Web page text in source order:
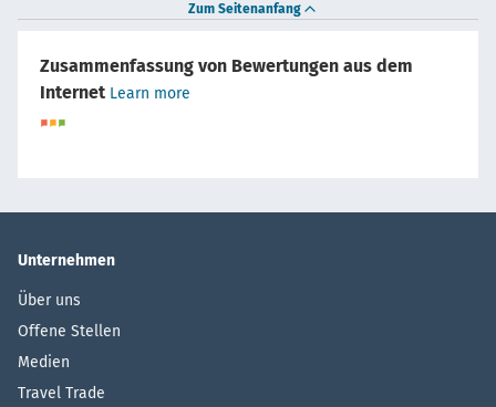
Zum Seitenanfang
Zusammenfassung von Bewertungen aus dem
Internet Learn more
Unternehmen
Über uns
Offene Stellen
Medien
Travel Trade